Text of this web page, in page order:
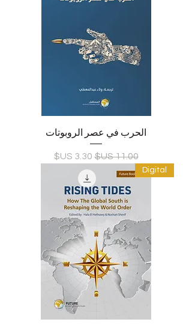
الحرب في عصر الروبوتات
سعر عادي‏11.00 US$ سعر البيع
Digital